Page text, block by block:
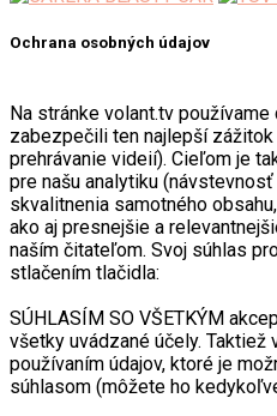
Ochrana osobných údajov
Na stránke volant.tv
zabezpečili ten najlepší zážitok
prehrávanie videií). Cieľom je
pre našu analytiku
skvalitnenia samotného
ako aj presnejšie a
naším čitateľom. Svoj súhlas
stlačením tlačidla:
SÚHLASÍM SO VŠETKÝM
všetky uvádzané účely. Taktiež
používaním údajov, ktoré je
súhlasom (môžete ho